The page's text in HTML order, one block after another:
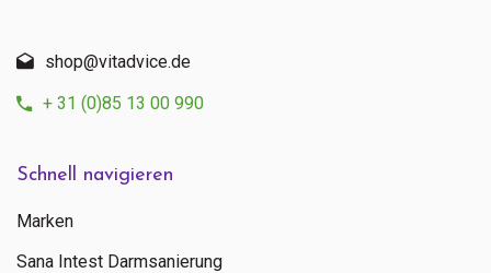
Schnell navigieren
Marken
Sana Intest Darmsanierung
shop@vitadvice.de
+ 31 (0)85 13 00 990